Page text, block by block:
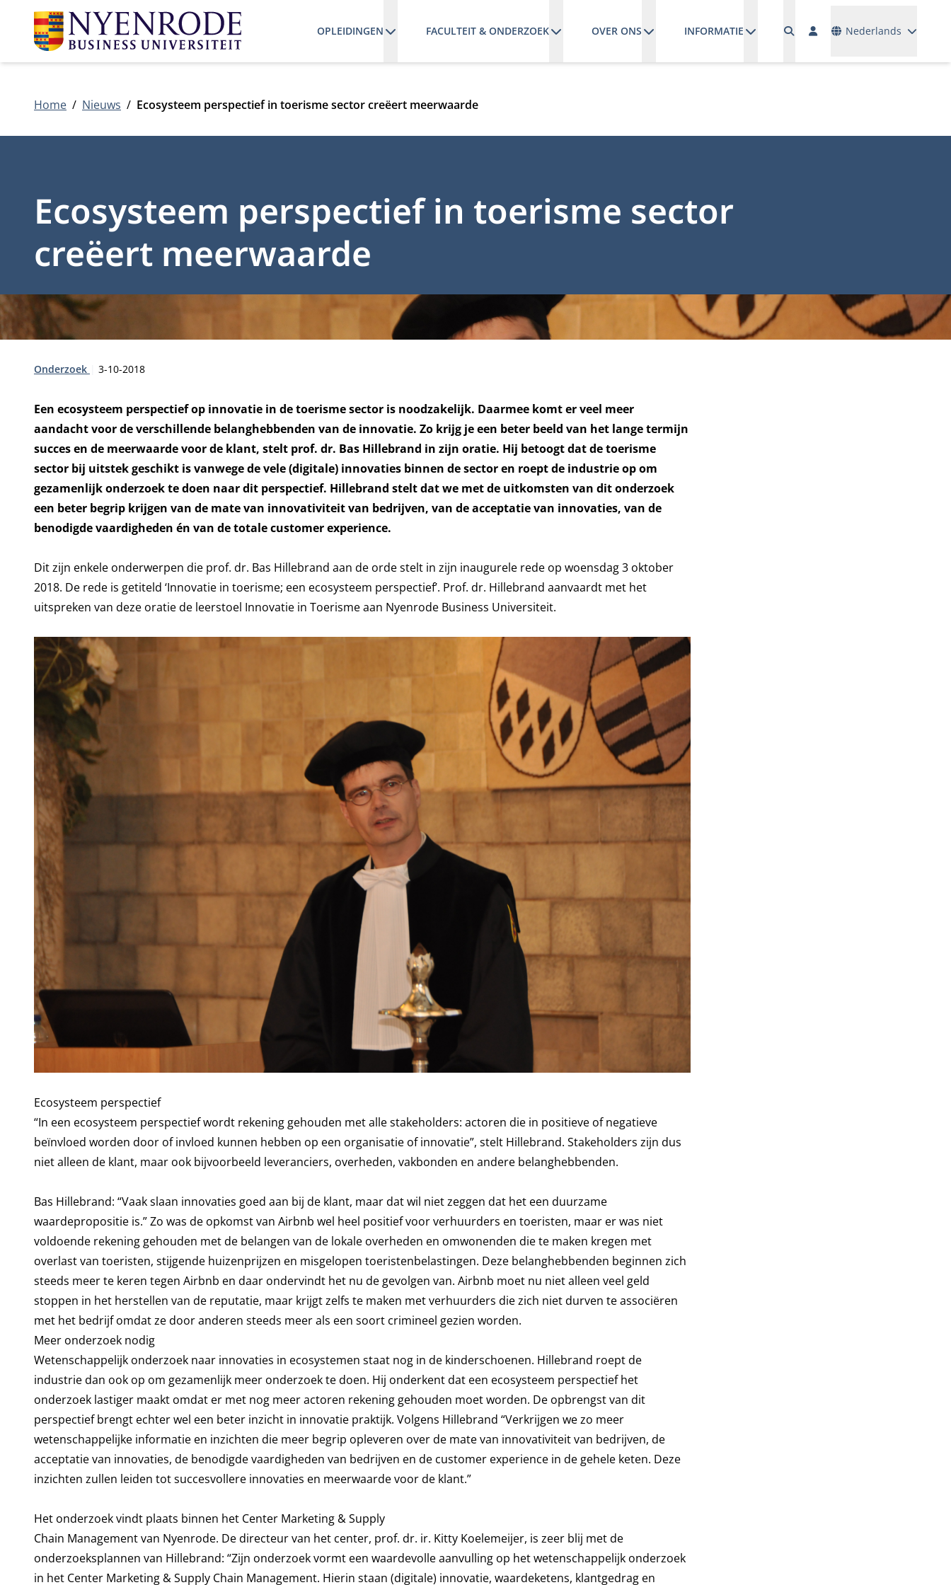
OPLEIDINGEN FACULTEIT & ONDERZOEK OVER ONS INFORMATIE Nederlands
Home Nieuws Ecosysteem perspectief in toerisme sector creëert meerwaarde
Ecosysteem perspectief in toerisme sector
creëert meerwaarde
Type:
Onderzoek Publicatiedatum:
3-10-2018
Een ecosysteem perspectief op innovatie in de toerisme sector is noodzakelijk. Daarmee komt er veel meer
aandacht voor de verschillende belanghebbenden van de innovatie. Zo krijg je een beter beeld van het lange termijn
succes en de meerwaarde voor de klant, stelt prof. dr. Bas Hillebrand in zijn oratie. Hij betoogt dat de toerisme
sector bij uitstek geschikt is vanwege de vele (digitale) innovaties binnen de sector en roept de industrie op om
gezamenlijk onderzoek te doen naar dit perspectief. Hillebrand stelt dat we met de uitkomsten van dit onderzoek
een beter begrip krijgen van de mate van innovativiteit van bedrijven, van de acceptatie van innovaties, van de
benodigde vaardigheden én van de totale customer experience.
Dit zijn enkele onderwerpen die prof. dr. Bas Hillebrand aan de orde stelt in zijn inaugurele rede op woensdag 3 oktober
2018. De rede is getiteld ‘Innovatie in toerisme; een ecosysteem perspectief’. Prof. dr. Hillebrand aanvaardt met het
uitspreken van deze oratie de leerstoel Innovatie in Toerisme aan Nyenrode Business Universiteit.
Ecosysteem perspectief
“In een ecosysteem perspectief wordt rekening gehouden met alle stakeholders: actoren die in positieve of negatieve
beïnvloed worden door of invloed kunnen hebben op een organisatie of innovatie”, stelt Hillebrand. Stakeholders zijn dus
niet alleen de klant, maar ook bijvoorbeeld leveranciers, overheden, vakbonden en andere belanghebbenden.
Bas Hillebrand: “Vaak slaan innovaties goed aan bij de klant, maar dat wil niet zeggen dat het een duurzame
waardepropositie is.” Zo was de opkomst van Airbnb wel heel positief voor verhuurders en toeristen, maar er was niet
voldoende rekening gehouden met de belangen van de lokale overheden en omwonenden die te maken kregen met
overlast van toeristen, stijgende huizenprijzen en misgelopen toeristenbelastingen. Deze belanghebbenden beginnen zich
steeds meer te keren tegen Airbnb en daar ondervindt het nu de gevolgen van. Airbnb moet nu niet alleen veel geld
stoppen in het herstellen van de reputatie, maar krijgt zelfs te maken met verhuurders die zich niet durven te associëren
met het bedrijf omdat ze door anderen steeds meer als een soort crimineel gezien worden.
Meer onderzoek nodig
Wetenschappelijk onderzoek naar innovaties in ecosystemen staat nog in de kinderschoenen. Hillebrand roept de
industrie dan ook op om gezamenlijk meer onderzoek te doen. Hij onderkent dat een ecosysteem perspectief het
onderzoek lastiger maakt omdat er met nog meer actoren rekening gehouden moet worden. De opbrengst van dit
perspectief brengt echter wel een beter inzicht in innovatie praktijk. Volgens Hillebrand “Verkrijgen we zo meer
wetenschappelijke informatie en inzichten die meer begrip opleveren over de mate van innovativiteit van bedrijven, de
acceptatie van innovaties, de benodigde vaardigheden van bedrijven en de customer experience in de gehele keten. Deze
inzichten zullen leiden tot succesvollere innovaties en meerwaarde voor de klant.”
Het onderzoek vindt plaats binnen het Center Marketing & Supply
Chain Management van Nyenrode. De directeur van het center, prof. dr. ir. Kitty Koelemeijer, is zeer blij met de
onderzoeksplannen van Hillebrand: “Zijn onderzoek vormt een waardevolle aanvulling op het wetenschappelijk onderzoek
in het Center Marketing & Supply Chain Management. Hierin staan (digitale) innovatie, waardeketens, klantgedrag en